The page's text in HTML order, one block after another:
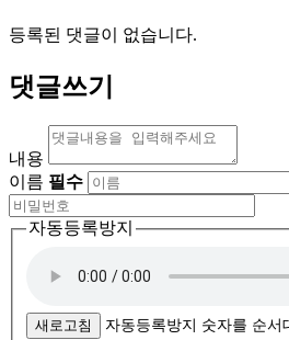
등록된 댓글이 없습니다.
댓글쓰기
내용
이름 필수
자동등록방지
새로고침 자동등록방지 숫자를 순서